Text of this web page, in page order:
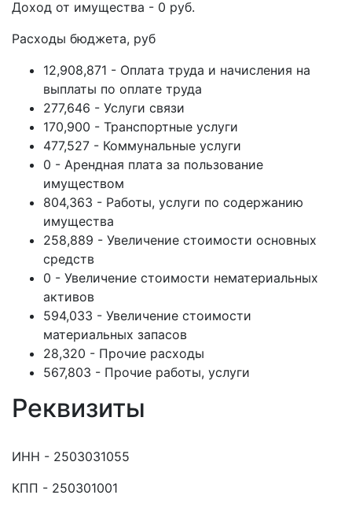
Доход от имущества - 0 руб.
Расходы бюджета, руб
12,908,871 - Оплата труда и начисления на
выплаты по оплате труда
277,646 - Услуги связи
170,900 - Транспортные услуги
477,527 - Коммунальные услуги
0 - Арендная плата за пользование
имуществом
804,363 - Работы, услуги по содержанию
имущества
258,889 - Увеличение стоимости основных
средств
0 - Увеличение стоимости нематериальных
активов
594,033 - Увеличение стоимости
материальных запасов
28,320 - Прочие расходы
567,803 - Прочие работы, услуги
Реквизиты
ИНН - 2503031055
КПП - 250301001